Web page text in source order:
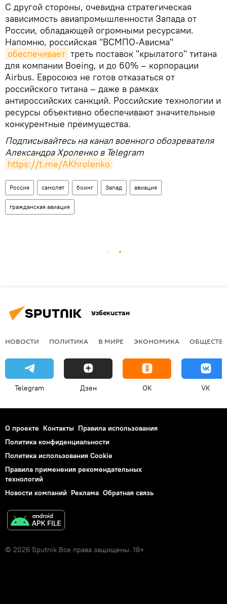
С другой стороны, очевидна стратегическая
зависимость авиапромышленности Запада от
России, обладающей огромными ресурсами.
Напомню, российская "ВСМПО-Ависма"
обеспечивает треть поставок "крылатого" титана
для компании Boeing, и до 60% – корпорации
Airbus. Евросоюз не готов отказаться от
российского титана – даже в рамках
антироссийских санкций. Российские технологии и
ресурсы объективно обеспечивают значительные
конкурентные преимущества.
Подписывайтесь на канал военного обозревателя
Александра Хроленко в Telegram
https://t.me/AKhrolenko
Россия самолет боинг Запад авиация
гражданская авиация
Узбекистан
НОВОСТИ ПОЛИТИКА В МИРЕ ЭКОНОМИКА
Telegram Дзен OK VK
О проекте Контакты Правила использования
Политика конфиденциальности
Политика использования Cookie
Правила применения рекомендательных
технологий
Новости компаний Реклама Обратная связь
© 2026 Sputnik Все права защищены. 18+